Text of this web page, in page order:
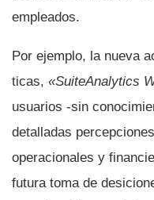
empleados.
Por ejemplo, la nueva
ticas, «SuiteAnalytics
usuarios -sin
detalladas
operacionales y
futura toma de